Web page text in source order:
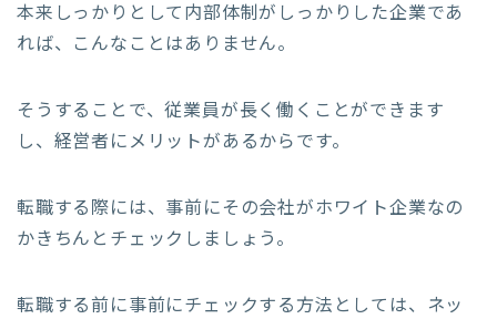
本来しっかりとして内部体制がしっかりした企業であ
れば、こんなことはありません。
そうすることで、従業員が長く働くことができます
し、経営者にメリットがあるからです。
転職する際には、事前にその会社がホワイト企業なの
かきちんとチェックしましょう。
転職する前に事前にチェックする方法としては、ネッ